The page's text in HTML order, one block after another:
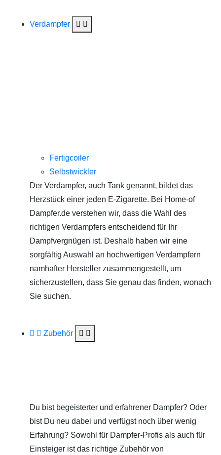
Verdampfer
Fertigcoiler
Selbstwickler
Der Verdampfer, auch Tank genannt, bildet das
Herzstück einer jeden E-Zigarette. Bei Home-of
Dampfer.de verstehen wir, dass die Wahl des
richtigen Verdampfers entscheidend für Ihr
Dampfvergnügen ist. Deshalb haben wir eine
sorgfältig Auswahl an hochwertigen Verdampfern
namhafter Hersteller zusammengestellt, um
sicherzustellen, dass Sie genau das finden, wonach
Sie suchen.
Zubehör
Du bist begeisterter und erfahrener Dampfer? Oder
bist Du neu dabei und verfügst noch über wenig
Erfahrung? Sowohl für Dampfer-Profis als auch für
Einsteiger ist das richtige Zubehör von